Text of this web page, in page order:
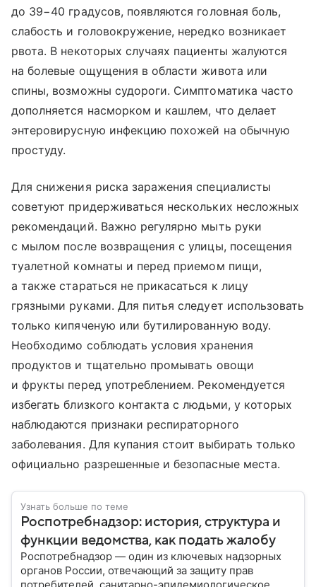
до 39−40 градусов, появляются головная боль,
слабость и головокружение, нередко возникает
рвота. В некоторых случаях пациенты жалуются
на болевые ощущения в области живота или
спины, возможны судороги. Симптоматика часто
дополняется насморком и кашлем, что делает
энтеровирусную инфекцию похожей на обычную
простуду.
Для снижения риска заражения специалисты
советуют придерживаться нескольких несложных
рекомендаций. Важно регулярно мыть руки
с мылом после возвращения с улицы, посещения
туалетной комнаты и перед приемом пищи,
а также стараться не прикасаться к лицу
грязными руками. Для питья следует использовать
только кипяченую или бутилированную воду.
Необходимо соблюдать условия хранения
продуктов и тщательно промывать овощи
и фрукты перед употреблением. Рекомендуется
избегать близкого контакта с людьми, у которых
наблюдаются признаки респираторного
заболевания. Для купания стоит выбирать только
официально разрешенные и безопасные места.
Узнать больше по теме
Роспотребнадзор: история, структура и
функции ведомства, как подать жалобу
Роспотребнадзор — один из ключевых надзорных
органов России, отвечающий за защиту прав